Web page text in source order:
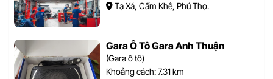
Tạ Xá, Cẩm Khê, Phú Thọ.
Gara Ô Tô Gara Anh Thuận
(Gara ô tô)
Khoảng cách: 7.31 km